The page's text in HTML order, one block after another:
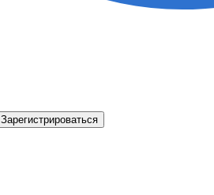
Зарегистрироваться